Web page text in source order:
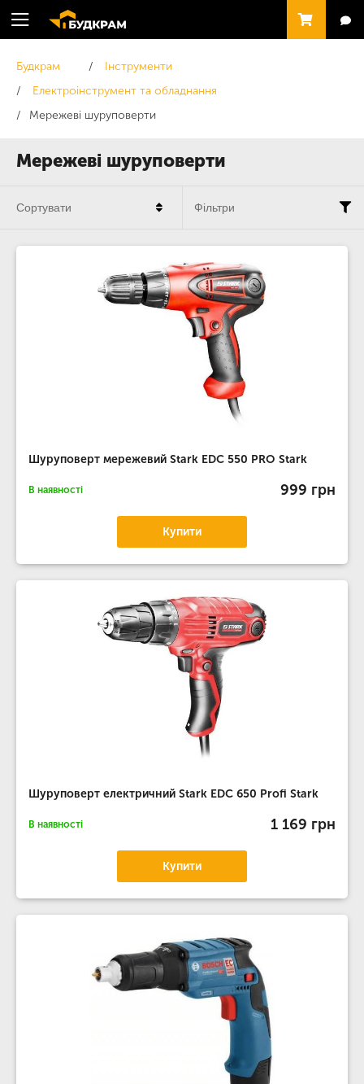
Мережеві шуруповерти
Будкрам
Інструменти
Електроінструмент та обладнання
Мережеві шуруповерти
Шуруповерт мережевий Stark EDC 550 PRO Stark
В наявності 999 грн
Купити
Шуруповерт електричний Stark EDC 650 Profi Stark
В наявності 1 169 грн
Купити
Сортувати Фільтри